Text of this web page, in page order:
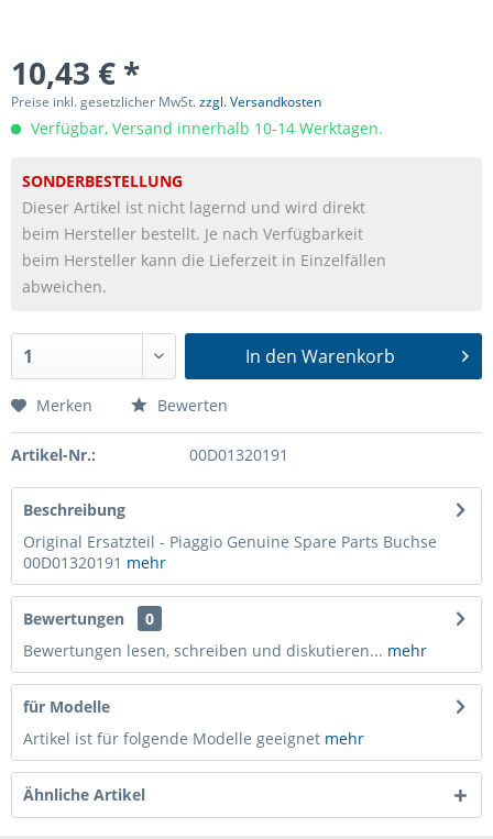
10,43 € *
Preise inkl. gesetzlicher MwSt.zzgl. Versandkosten
Verfügbar, Versand innerhalb 10-14 Werktagen.
SONDERBESTELLUNG
Dieser Artikel ist nicht lagernd und wird direkt
beim Hersteller bestellt. Je nach Verfügbarkeit
beim Hersteller kann die Lieferzeit in Einzelfällen
abweichen.
In den Warenkorb
Merken Bewerten
Artikel-Nr.: 00D01320191
Beschreibung
Original Ersatzteil - Piaggio Genuine Spare Parts Buchse
00D01320191 mehr
Bewertungen
0
Bewertungen lesen, schreiben und diskutieren... mehr
für Modelle
Artikel ist für folgende Modelle geeignet mehr
Ähnliche Artikel